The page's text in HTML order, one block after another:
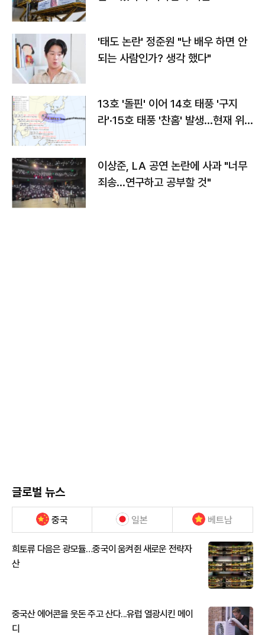
'태도 논란' 정준원 "난 배우 하면 안
되는 사람인가? 생각 했다"
13호 '돌핀' 이어 14호 태풍 '구지
라'·15호 태풍 '찬홈' 발생…현재 위
이상준, LA 공연 논란에 사과 "너무
죄송…연구하고 공부할 것"
글로벌 뉴스
중국 일본 베트남
희토류 다음은 광모듈…중국이 움켜쥔 새로운 전략자
산
중국산 에어콘을 웃돈 주고 산다...유럽 열광시킨 메이
디